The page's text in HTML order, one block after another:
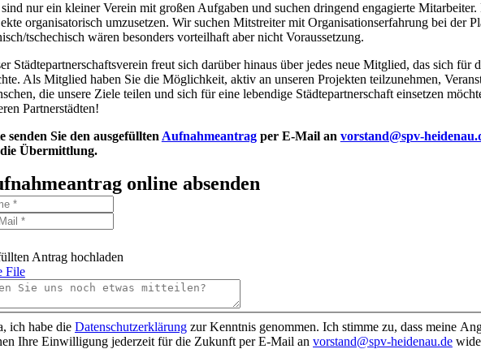
nur ein kleiner Verein mit großen Aufgaben und suchen dringend engagierte
organisatorisch umzusetzen. Wir suchen Mitstreiter mit Organisationserfahrung bei der
tschechisch wären besonders vorteilhaft aber nicht Voraussetzung.
Städtepartnerschaftsverein freut sich darüber hinaus über jedes neue Mitglied, das sich
Als Mitglied haben Sie die Möglichkeit, aktiv an unseren Projekten teilzunehmen,
die unsere Ziele teilen und sich für eine lebendige Städtepartnerschaft einsetzen
Partnerstädten!
senden Sie den ausgefüllten Aufnahmeantragper E-Mail an vorstand@spv-
Übermittlung.
online absenden
Antrag hochladen
File
ich habe die Datenschutzerklärungzur Kenntnis genommen. Ich stimme zu, dass meine
Ihre Einwilligung jederzeit für die Zukunft per E-Mail an vorstand@spv-heidenau.de